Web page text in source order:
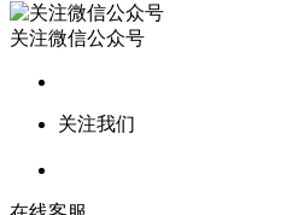
关注微信公众号
关注我们